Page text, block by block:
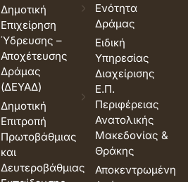
Δημοτική
Επιχείρηση
Ύδρευσης –
Αποχέτευσης
Δράμας
(ΔΕΥΑΔ)
Δημοτική
Επιτροπή
Πρωτοβάθμιας
και
Δευτεροβάθμιας
Ενότητα
Δράμας
Ειδική
Υπηρεσίας
Διαχείρισης
Ε.Π.
Περιφέρειας
Ανατολικής
Μακεδονίας &
Θράκης
Αποκεντρωμένη